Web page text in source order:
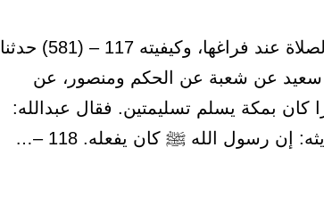
(22) باب السلام للتحليل من الصلاة عند فراغها، وكيفيته 117 – (581) حدثنا
سعيد عن شعبة عن الحكم ومنصور، عن
كان بمكة يسلم تسليمتين. فقال عبدالله:
إن رسول الله ﷺ كان يفعله. 118 –…